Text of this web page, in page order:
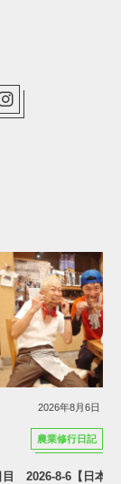
2026年8月6日
農業修行日記
目 2026-8-6【日本一